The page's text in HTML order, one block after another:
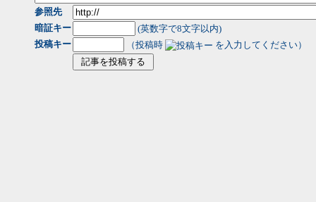
参照先
暗証キー
(英数字で8文字以内)
投稿キー
（投稿時 を入力してください）